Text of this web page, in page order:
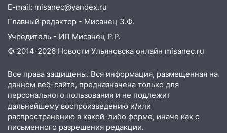
подробности серьезной аварии на
Фруктовой
13:30 В Димитровграде на улице
Трудовой горело здание
припаркованный автомобиль
12:37 Переезжал «зебру» на
велосипеде и попал под колеса
12:18 Вспыхнул изнутри: в
E-mail: misanec@yandex.ru
Главный редактор - Мисанец З.Ф.
Учредитель - ИП Мисанец Р.Р.
© 2014-2026 Новости Ульяновска онлайн misanec.ru
Все права защищены. Вся информация, размещенная на
данном веб-сайте, предназначена только для
персонального пользования и не подлежит
дальнейшему воспроизведению и/или
распространению в какой-либо форме, иначе как с
письменного разрешения редакции.